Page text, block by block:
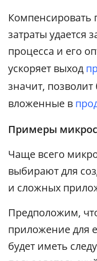
Компенсировать
затраты удается
процесса и его
ускоряет выход
значит, позволит
вложенные в
Примеры
Чаще всего
выбирают для
и сложных
Предположим,
приложение для
будет иметь